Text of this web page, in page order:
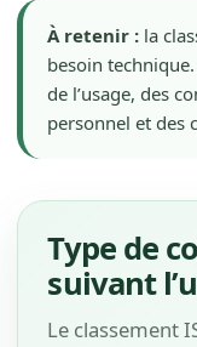
À retenir : la
besoin
de l’usage, des
personnel et des
Type de
suivant
Le classement